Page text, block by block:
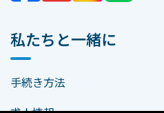
私たちと一緒に
手続き方法